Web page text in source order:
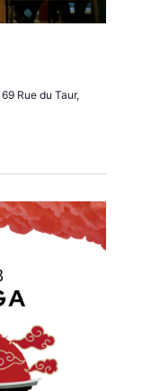
69 Rue du Taur,